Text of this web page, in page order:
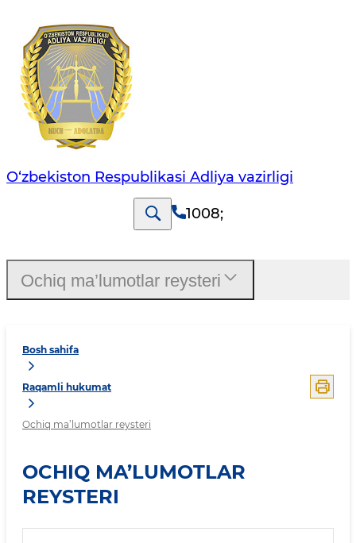
O‘zbekiston Respublikasi Adliya vazirligi
1008;
Bosh sahifa
Raqamli hukumat
Ochiq ma’lumotlar reysteri
OCHIQ MA’LUMOTLAR
REYSTERI
Ochiq ma’lumotlar reysteri